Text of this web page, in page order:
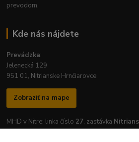
prevodom.
Kde nás nájdete
Prevádzka:
Jelenecká 129
951 01, Nitrianske Hrnčiarovce
Zobraziť na mape
MHD v Nitre: linka číslo 27, zastávka